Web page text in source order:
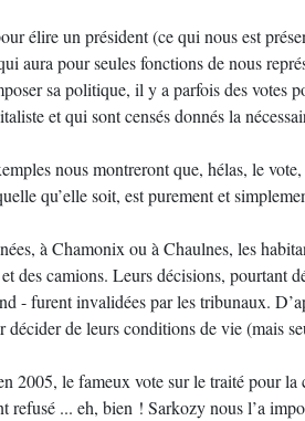
élire un président (ce qui nous est
aura pour seules fonctions de nous
sa politique, il y a parfois des votes
et qui sont censés donnés la
nous montreront que, hélas, le
qu’elle soit, est purement et
à Chamonix ou à Chaulnes, les
des camions. Leurs décisions, pourtant
- furent invalidées par les tribunaux.
décider de leurs conditions de vie (mais
2005, le fameux vote sur le traité pour
refusé ... eh, bien ! Sarkozy nous l’a